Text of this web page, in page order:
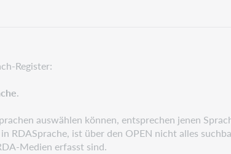
Register:
.
auswählen können, entsprechen jenen
RDASprache, ist über den OPEN nicht alles
Medien erfasst sind.